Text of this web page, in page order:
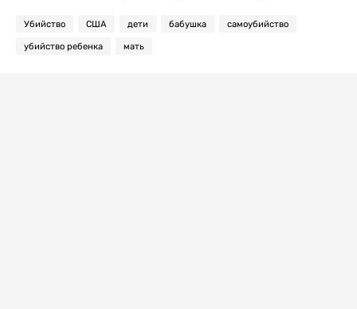
Убийство США дети бабушка самоубийство
убийство ребенка мать